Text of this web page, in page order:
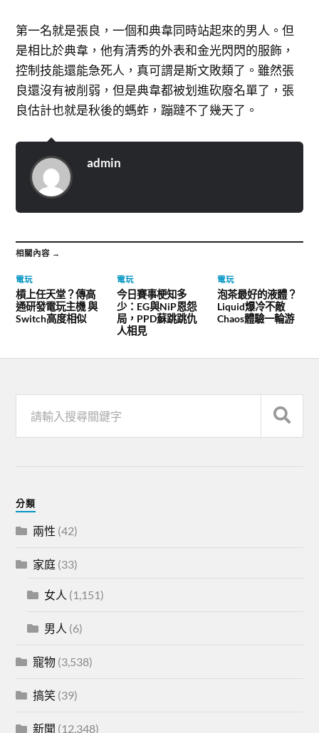
第一名就是張良，一個和典韋同時站起來的男人。但
是相比於典韋，他有清秀的外表和金光閃閃的服飾，
控制技能還能急死人，真可謂是斯文敗類了。雖然張
良還沒有被削弱，但是典韋都被划進砍廢名單了，張
良估計也就是秋後的螞蚱，蹦躂不了幾天了。
admin
相關內容 →
電玩
槓上任天堂？傳高
通研發電玩主機 與
Switch高度相似
電玩
今日賽事梗知多
少：EG與NiP恩怨
局，PPD蘇跳跳仇
人相見
電玩
泡茶最好的液體？
Liquid爆冷不敵
Chaos體驗一輪游
分類
兩性 (42)
家庭 (33)
女人 (1,151)
男人 (6)
寵物 (3,538)
搞笑 (39)
新聞 (12,348)